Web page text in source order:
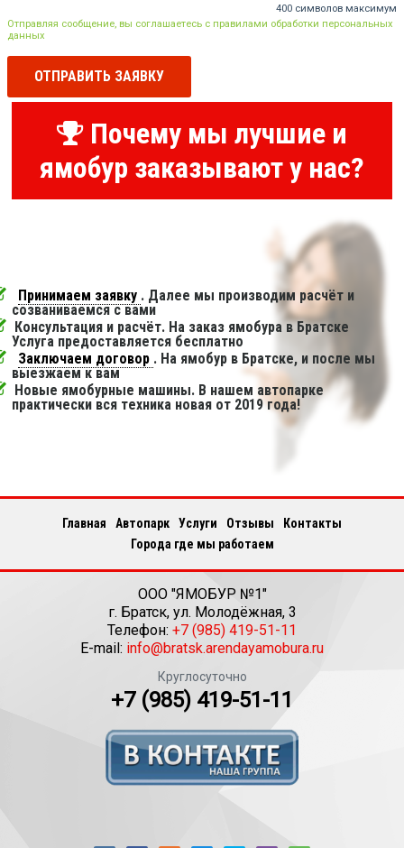
400 символов максимум
Отправляя сообщение, вы соглашаетесь с правилами обработки персональных
данных
ОТПРАВИТЬ ЗАЯВКУ
Почему мы лучшие и
ямобур заказывают у нас?
Принимаем заявку . Далее мы производим расчёт и
созваниваемся с вами
Консультация и расчёт. На заказ ямобура в Братске
Услуга предоставляется бесплатно
Заключаем договор . На ямобур в Братске, и после мы
выезжаем к вам
Новые ямобурные машины. В нашем автопарке
практически вся техника новая от 2019 года!
Главная Автопарк Услуги Отзывы
Контакты
Города где мы работаем
ООО "ЯМОБУР №1"
г. Братск, ул. Молодёжная, 3
Телефон: +7 (985) 419-51-11
E-mail: info@bratsk.arendayamobura.ru
Круглосуточно
+7 (985) 419-51-11